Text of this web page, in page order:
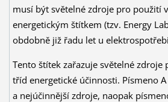
musí být světelné zdroje pro použití
energetickým štítkem (tzv. Energy
obdobně již řadu let u
Tento štítek zařazuje světelné
tříd energetické účinnosti. Písmeno
a nejúčinnější zdroje, naopak